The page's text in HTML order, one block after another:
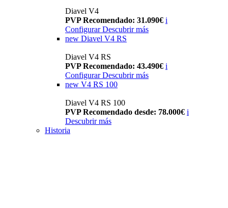
Diavel V4
PVP Recomendado: 31.090€ i
Configurar Descubrir más
new Diavel V4 RS
Diavel V4 RS
PVP Recomendado: 43.490€ i
Configurar Descubrir más
new V4 RS 100
Diavel V4 RS 100
PVP Recomendado desde: 78.000€ i
Descubrir más
Historia